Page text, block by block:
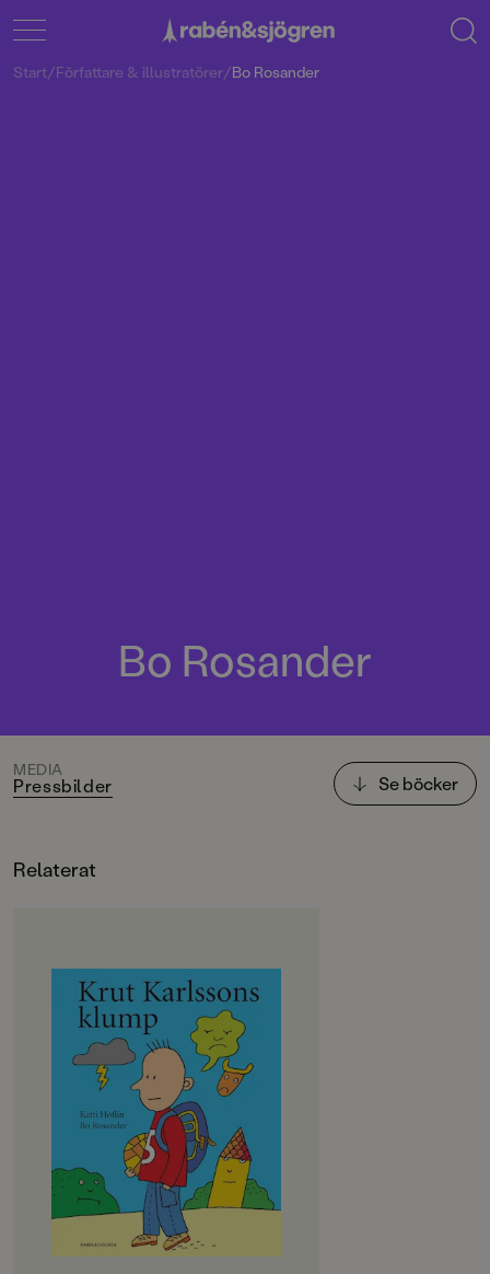
Start/Författare & illustratörer/Bo Rosander
Bo Rosander
MEDIA
Pressbilder Se böcker
Relaterat
OM BOKEN
Krut Karlssons mamma och pappa
bor inte ihop längre. Mamma ska
jobba tre veckor i en annan stad.
Under tiden ska Karlsson bo hos
pappa. Karlsson som tycker så
mycket om sitt. rum. Där finns
smågubbarna, gosedjuren och allt
som behövs. Han känner en
konstrig klump i magen. Karlsson
går olovandes till mormor och där
sitter pappa vid köksbordet. Han
har just pratat med mamma. De har
världens bästa idé!